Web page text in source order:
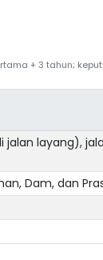
+ 3 tahun;
jalan layang),
Dam, dan